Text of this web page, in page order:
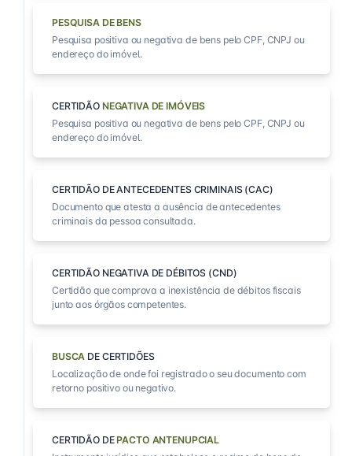
PESQUISA DE BENS
Pesquisa positiva ou negativa de bens pelo CPF, CNPJ ou
endereço do imóvel.
CERTIDÃO NEGATIVA DE IMÓVEIS
Pesquisa positiva ou negativa de bens pelo CPF, CNPJ ou
endereço do imóvel.
CERTIDÃO DE ANTECEDENTES CRIMINAIS (CAC)
Documento que atesta a ausência de antecedentes
criminais da pessoa consultada.
CERTIDÃO NEGATIVA DE DÉBITOS (CND)
Certidão que comprova a inexistência de débitos fiscais
junto aos órgãos competentes.
BUSCA DE CERTIDÕES
Localização de onde foi registrado o seu documento com
retorno positivo ou negativo.
CERTIDÃO DEPACTO ANTENUPCIAL